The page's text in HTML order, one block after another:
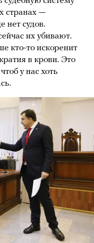
странах —
нет судов.
их убивают.
кто-то искоренит
в крови. Это
у нас хоть